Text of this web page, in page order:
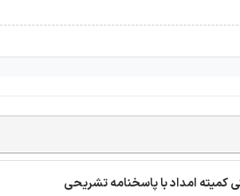
امداد با پاسخنامه تشریحی